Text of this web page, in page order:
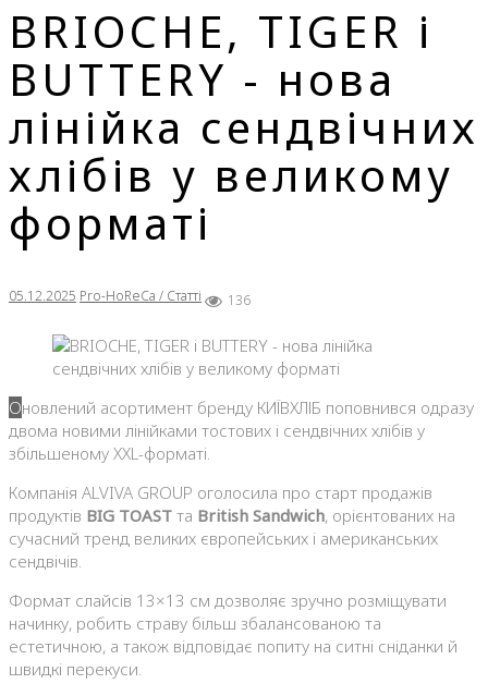
BRIOCHE, TIGER і
BUTTERY - нова
лінійка сендвічних
хлібів у великому
форматі
05.12.2025 Pro-HoReCa / Статті 136
Оновлений асортимент бренду КИЇВХЛІБ поповнився одразу
двома новими лінійками тостових і сендвічних хлібів у
збільшеному XXL-форматі.
Компанія ALVIVA GROUP оголосила про старт продажів
продуктів BIG TOAST та British Sandwich, орієнтованих на
сучасний тренд великих європейських і американських
сендвічів.
Формат слайсів 13×13 см дозволяє зручно розміщувати
начинку, робить страву більш збалансованою та
естетичною, а також відповідає попиту на ситні сніданки й
швидкі перекуси.